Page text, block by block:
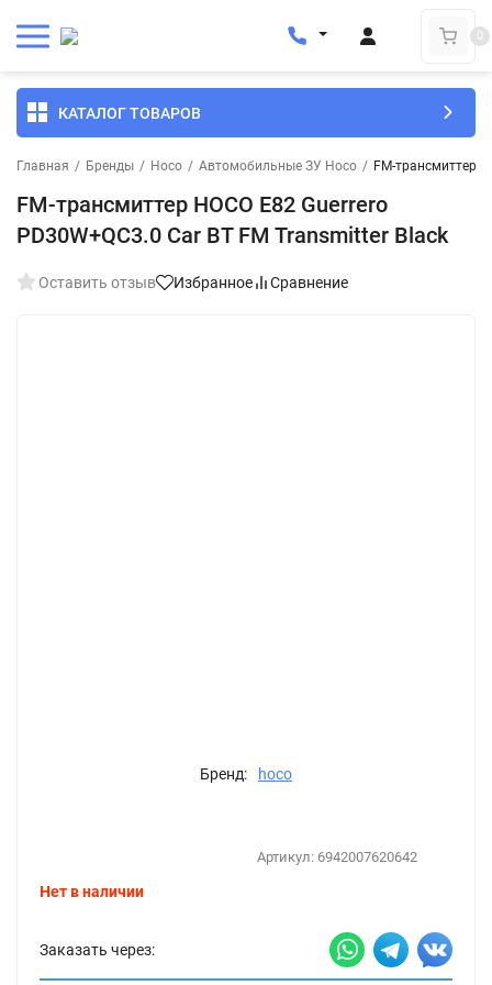
0
КАТАЛОГ ТОВАРОВ
Главная / Бренды / Hoco / Автомобильные ЗУ Hoco / FM-трансмиттер
FM-трансмиттер HOCO E82 Guerrero
PD30W+QC3.0 Car BT FM Transmitter Black
Оставить отзыв Избранное Сравнение
Бренд: hoco
Артикул: 6942007620642
Нет в наличии
Заказать через: